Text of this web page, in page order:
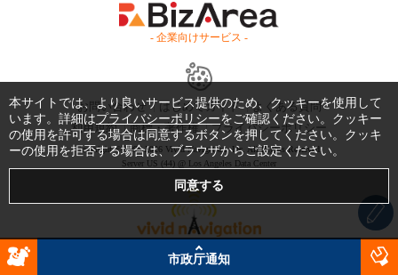
- 企業向けサービス -
お問い合わせ はじめてガイド
よくある質問
利用規約
商標・著作権 プライバシーポリシー
Copyright © 1999-2026 Vivid Navigation, Inc. All Rights Reserved.
Server US (44) @ Los Angeles Data Center
市政厅通知
本サイトでは、より良いサービス提供のため、クッキーを使用して
います。詳細はプライバシーポリシーをご確認ください。クッキー
の使用を許可する場合は同意するボタンを押してください。クッキ
ーの使用を拒否する場合は、ブラウザからご設定ください。